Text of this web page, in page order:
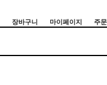
장바구니 마이페이지 주